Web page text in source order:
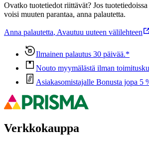
Ovatko tuotetiedot riittävät? Jos
voisi muuten parantaa, anna palautetta.
Anna palautetta, Avautuu uuteen välilehteen
Ilmainen palautus 30 päivää.*
Nouto myymälästä ilman
Asiakasomistajalle Bonusta jopa 5
Verkkokauppa